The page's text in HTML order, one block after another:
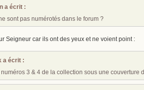
a écrit :
sont pas numérotés dans le forum ?
Seigneur car ils ont des yeux et ne voient point :
a écrit :
3 & 4 de la collection sous une couverture